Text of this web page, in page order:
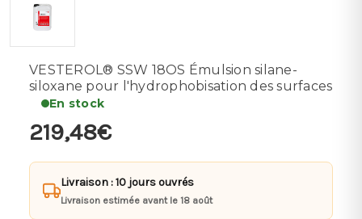
VESTEROL® SSW 18OS Émulsion silane-
siloxane pour l'hydrophobisation des surfaces
En stock
219,48€
Livraison : 10 jours ouvrés
Livraison estimée avant le 18 août